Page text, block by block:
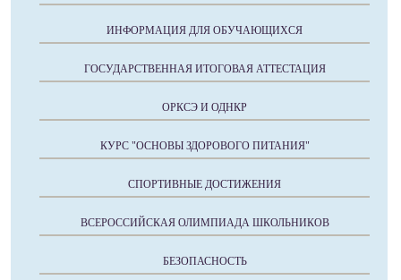
ИНФОРМАЦИЯ ДЛЯ ОБУЧАЮЩИХСЯ
ГОСУДАРСТВЕННАЯ ИТОГОВАЯ АТТЕСТАЦИЯ
ОРКСЭ И ОДНКР
КУРС "ОСНОВЫ ЗДОРОВОГО ПИТАНИЯ"
СПОРТИВНЫЕ ДОСТИЖЕНИЯ
ВСЕРОССИЙСКАЯ ОЛИМПИАДА ШКОЛЬНИКОВ
БЕЗОПАСНОСТЬ